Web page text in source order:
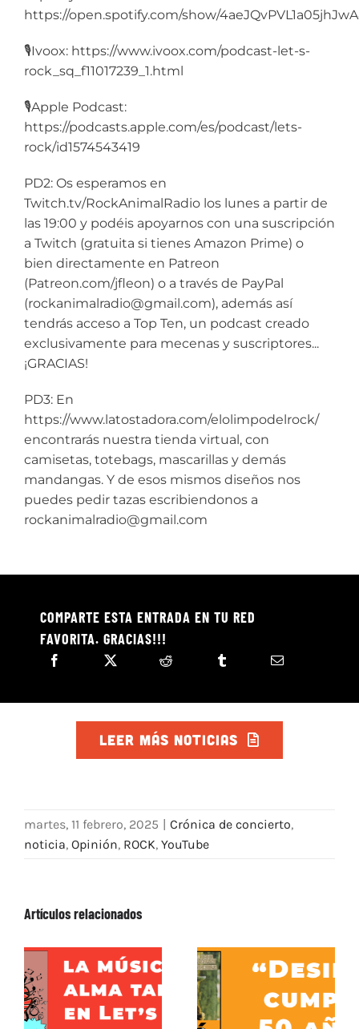
https://open.spotify.com/show/
🎙️Ivoox: https://www.ivoox.com/podcast-let-s-
rock_sq_f11017239_1.html
🎙️Apple Podcast:
https://podcasts.apple.com/es/podcast/lets-
rock/id1574543419
PD2: Os esperamos en
Twitch.tv/RockAnimalRadio los lunes a partir de
las 19:00 y podéis apoyarnos con una suscripción
a Twitch (gratuita si tienes Amazon Prime) o
bien directamente en Patreon
(Patreon.com/jfleon) o a través de PayPal
(rockanimalradio@gmail.com), además así
tendrás acceso a Top Ten, un podcast creado
exclusivamente para mecenas y suscriptores...
¡GRACIAS!
PD3: En
https://www.latostadora.com/elolimpodelrock/
encontrarás nuestra tienda virtual, con
camisetas, totebags, mascarillas y demás
mandangas. Y de esos mismos diseños nos
puedes pedir tazas escribiendonos a
rockanimalradio@gmail.com
COMPARTE ESTA ENTRADA EN TU RED
FAVORITA. GRACIAS!!!
LEER MÁS NOTICIAS
martes, 11 febrero, 2025 Crónica de concierto,
noticia, Opinión, ROCK, YouTube
Artículos relacionados